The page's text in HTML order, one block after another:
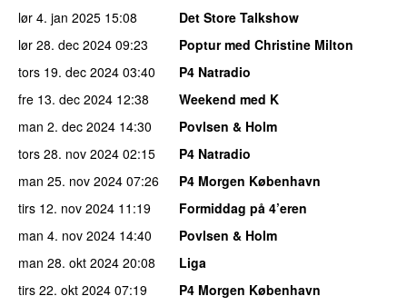
lør 4. jan 2025 15:08
Det Store Talkshow
lør 28. dec 2024 09:23
Poptur med Christine Milton
tors 19. dec 2024 03:40
P4 Natradio
fre 13. dec 2024 12:38
Weekend med K
man 2. dec 2024 14:30
Povlsen & Holm
tors 28. nov 2024 02:15
P4 Natradio
man 25. nov 2024 07:26
P4 Morgen København
tirs 12. nov 2024 11:19
Formiddag på 4’eren
man 4. nov 2024 14:40
Povlsen & Holm
man 28. okt 2024 20:08
Liga
tirs 22. okt 2024 07:19
P4 Morgen København